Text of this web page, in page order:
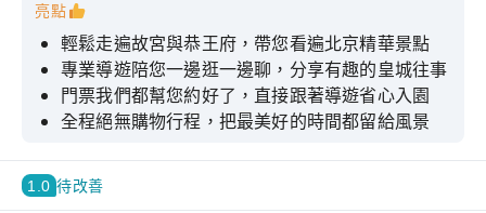
亮點
輕鬆走遍故宮與恭王府，帶您看遍北京精華景點
專業導遊陪您一邊逛一邊聊，分享有趣的皇城往事
門票我們都幫您約好了，直接跟著導遊省心入園
全程絕無購物行程，把最美好的時間都留給風景
1.0 待改善